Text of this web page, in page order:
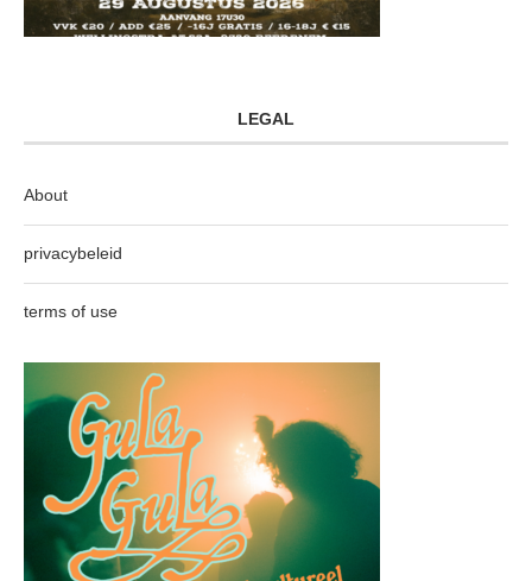
LEGAL
About
privacybeleid
terms of use